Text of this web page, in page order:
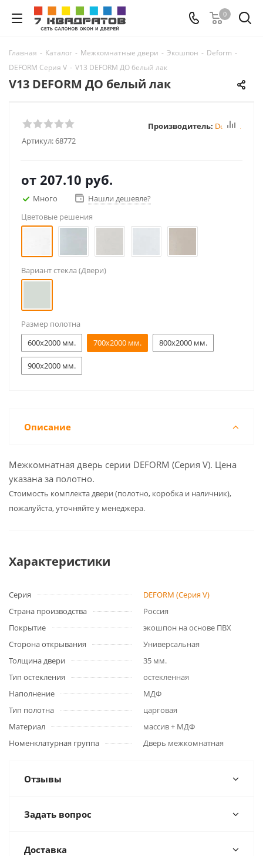
0
Главная - Каталог - Межкомнатные двери - Экошпон - Deform -
DEFORM Серия V - V13 DEFORM ДО белый лак
V13 DEFORM ДО белый лак
Артикул:68772
Производитель: Deform
от 207.10 руб.
Много
Нашли дешевле?
Цветовые решения
Вариант стекла (Двери)
Размер полотна
600x2000 мм.
700x2000 мм. 800x2000 мм.
900x2000 мм.
Описание
Межкомнатная дверь серии DEFORM (Серия V). Цена
указана за полотно.
Cтоимость комплекта двери (полотно, коробка и наличник),
пожалуйста, уточняйте у менеджера.
Характеристики
Серия
DEFORM (Серия V)
Страна производства
Россия
Покрытие
экошпон на основе ПВХ
Сторона открывания
Универсальная
Толщина двери
35 мм.
Тип остекления
остекленная
Наполнение
МДФ
Тип полотна
царговая
Материал
массив + МДФ
Номенклатурная группа
Дверь межкомнатная
Отзывы
Задать вопрос
Доставка